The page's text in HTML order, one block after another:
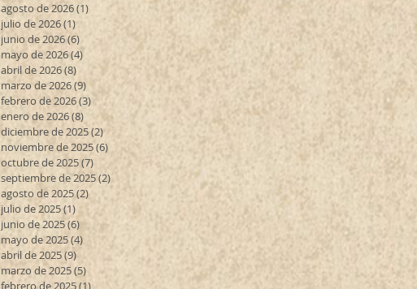
agosto de 2026(1)
julio de 2026(1)1 entrada
junio de 2026(6) 6 entradas
mayo de 2026(4)
abril de 2026(8) 8 entradas
marzo de 2026(9) 9 entradas
febrero de 2026(3) 3 entradas
enero de 2026(8) 8 entradas
diciembre de 2025(2)2 entradas
noviembre de 2025(6) 6 entradas
octubre de 2025(7)
septiembre de 2025(2)
agosto de 2025(2)2 entradas
julio de 2025(1)
junio de 2025(6)6 entradas
mayo de 2025(4)
abril de 2025(9) 9 entradas
marzo de 2025(5) 5 entradas
febrero de 2025(1) 1 entrada